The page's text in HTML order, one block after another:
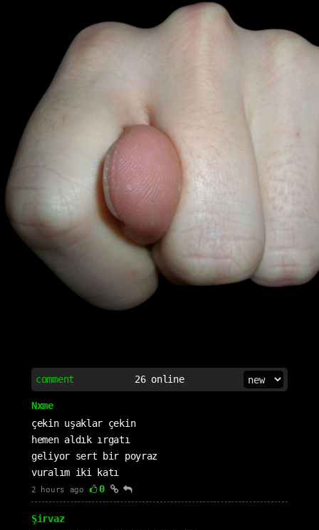
comment 26online
Nxme
çekin uşaklar çekin
hemen aldık ırgatı
geliyor sert bir poyraz
vuralım iki katı
2 hours ago 0
Şirvaz